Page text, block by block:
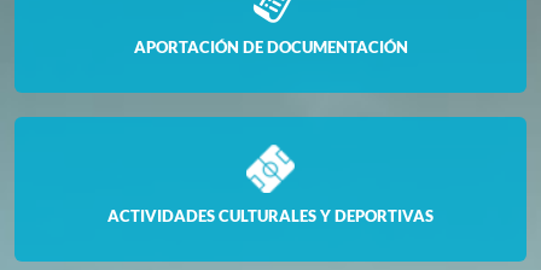
APORTACIÓN DE DOCUMENTACIÓN
ACTIVIDADES CULTURALES Y DEPORTIVAS